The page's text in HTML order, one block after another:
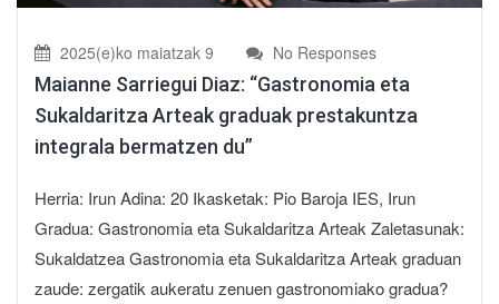
2025(e)ko maiatzak 9 No Responses
Maianne Sarriegui Diaz: “Gastronomia eta
Sukaldaritza Arteak graduak prestakuntza
integrala bermatzen du”
Herria: Irun Adina: 20 Ikasketak: Pio Baroja IES, Irun
Gradua: Gastronomia eta Sukaldaritza Arteak Zaletasunak:
Sukaldatzea Gastronomia eta Sukaldaritza Arteak graduan
zaude: zergatik aukeratu zenuen gastronomiako gradua?